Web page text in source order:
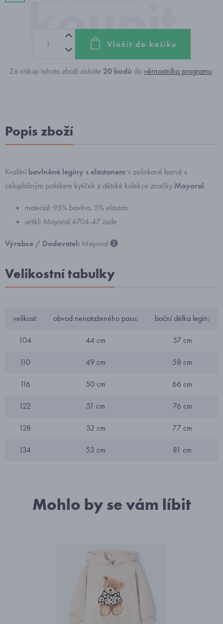
Vložit do košíku
Za nákup tohoto zboží získáte 20 bodů dověrnostního programu.
Popis zboží
Kvalitní bavlněné legíny s elastanem v zelinkavé barvě s
celoplošným potiskem kytiček z dětské kolekce značky Mayoral.
materiál: 95% bavlna, 5% elastan
artikl: Mayoral 4704-47 Jade
Výrobce / Dodavatel: Mayoral
Velikostní tabulky
velikost: obvod nenataženého pasu: boční délka legín:
104 44 cm 57 cm
110 49 cm 58 cm
116 50 cm 66 cm
122 51 cm 76 cm
128 52 cm 77 cm
134 53 cm 81 cm
Mohlo by se vám líbit